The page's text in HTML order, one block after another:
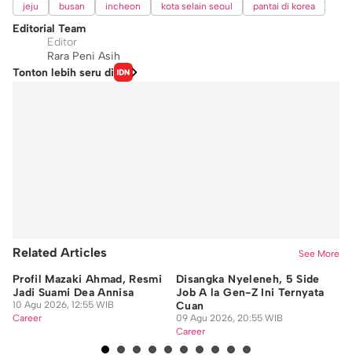
jeju busan incheon kota selain seoul pantai di korea
Editorial Team
Editor
Rara Peni Asih
Tonton lebih seru di
Related Articles See More
Profil Mazaki Ahmad, Resmi
Jadi Suami Dea Annisa
10 Agu 2026, 12:55 WIB
Career
Disangka Nyeleneh, 5 Side
Job A la Gen-Z Ini Ternyata
Cuan
09 Agu 2026, 20:55 WIB
Career